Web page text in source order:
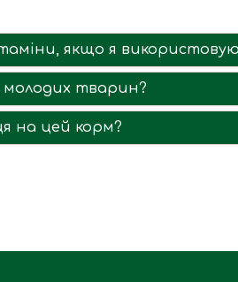
якщо я
молодих тварин?
на цей корм?